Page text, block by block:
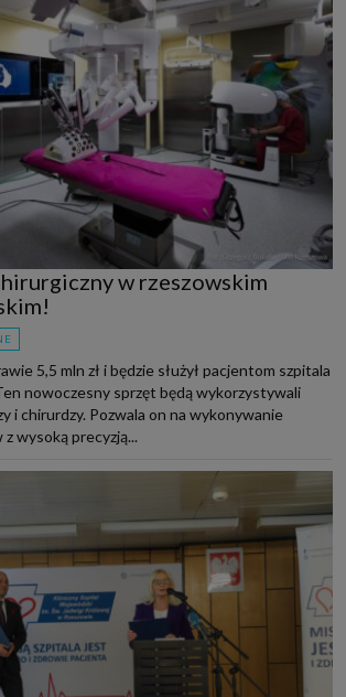
w rzeszowskim
5,5 mln zł i będzie służył pacjentom szpitala
nowoczesny sprzęt będą wykorzystywali
i chirurdzy. Pozwala on na wykonywanie
wysoką precyzją...